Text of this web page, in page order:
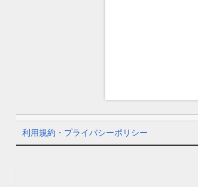
利用規約・プライバシーポリシー